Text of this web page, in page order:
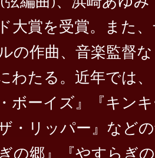
大賞を受賞。また
の作曲、音楽監督
わたる。近年では
ボーイズ』『キン
・リッパー』など